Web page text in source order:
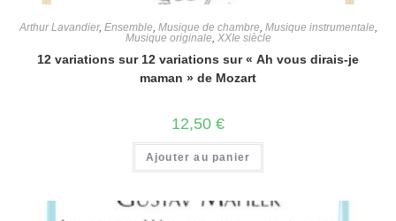
Arthur Lavandier, Ensemble Musique de chambre Musique instrumentale
Musique originale XXIe siècle
12 variations sur 12 variations sur « Ah vous dirais-je
maman » de Mozart
12,50 €
Ajouter au panier